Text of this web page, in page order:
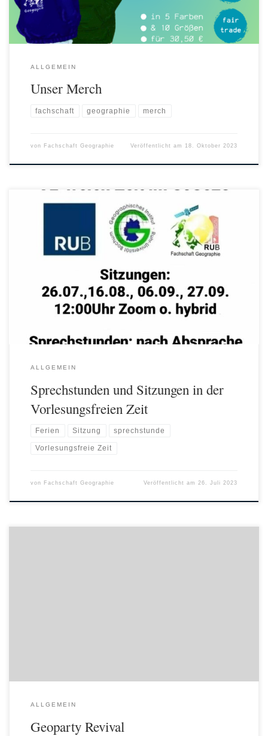
ALLGEMEIN
Unser Merch
fachschaft geographie merch
von Fachschaft Geographie Veröffentlicht am 18. Oktober 2023
Unsere neuen Sitzungs- und Sprechzeiten in der Vorlesungsfreien Zeit
des SoSe23 sind raus! Wenn ihr Interesse an der FSR Arbeit habt,
schaut gerne mal auf einer unserer Sitzungen vorbei, die finden immer
um 12:00 Uhr online via Zoom (oder ggf. hybrid in IA 00/167) statt.
Schreibt uns für den Link […]
ALLGEMEIN
Sprechstunden und Sitzungen in der
Vorlesungsfreien Zeit
Ferien Sitzung sprechstunde
Vorlesungsfreie Zeit
von Fachschaft Geographie Veröffentlicht am 26. Juli 2023
ALLGEMEIN
Geoparty Revival